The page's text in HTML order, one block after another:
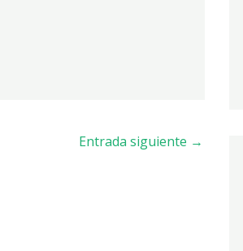
Entrada siguiente →